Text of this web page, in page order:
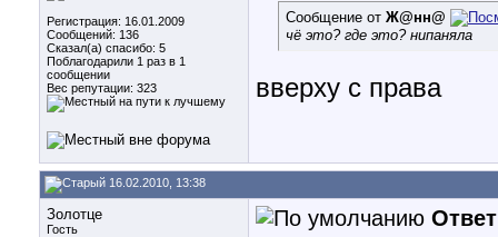
Регистрация: 16.01.2009
Сообщений: 136
Сказал(а) спасибо: 5
Поблагодарили 1 раз в 1
сообщении
Вес репутации: 323
Сообщение от Ж@нн@
чё это? где это? нипаняла
вверху с права
16.02.2010, 13:38
Золотце
Гость